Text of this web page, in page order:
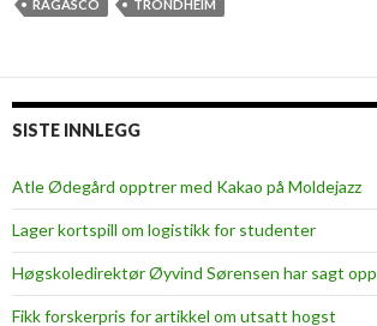
n
d
o
r
a
RAGASCO
TRONDHEIM
SISTE INNLEGG
Atle Ødegård opptrer med Kakao på Moldejazz
Lager kortspill om logistikk for studenter
Høgskoledirektør Øyvind Sørensen har sagt opp
Fikk forskerpris for artikkel om utsatt hogst